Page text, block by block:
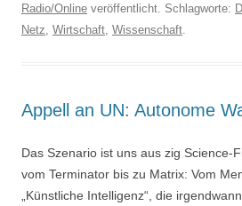
Radio/Online veröffentlicht. Schlagworte:
Netz, Wirtschaft, Wissenschaft.
Appell an UN: Autonome
Das Szenario ist uns aus zig Science-
vom Terminator bis zu Matrix: Vom
„Künstliche Intelligenz“, die